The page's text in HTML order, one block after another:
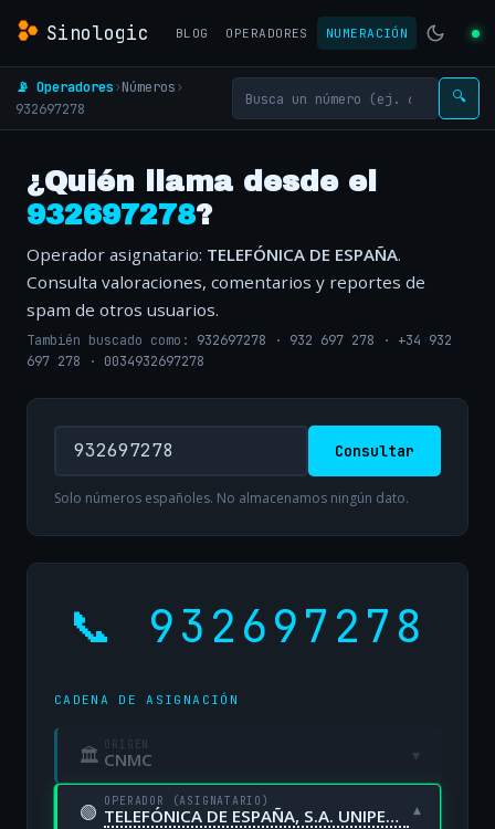
Sinologic BLOG OPERADORES NUMERACIÓN
📡 Operadores›Números›
932697278
🔍
¿Quién llama desde el
932697278?
Operador asignatario: TELEFÓNICA DE ESPAÑA.
Consulta valoraciones, comentarios y reportes de
spam de otros usuarios.
También buscado como: 932697278 · 932 697 278 · +34 932
697 278 · 0034932697278
Consultar
Solo números españoles. No almacenamos ningún dato.
📞 932697278
CADENA DE ASIGNACIÓN
🏛 ORIGEN
CNMC ▾
🟢 OPERADOR (ASIGNATARIO)
TELEFÓNICA DE ESPAÑA, S.A. UNIPERSONAL ▾